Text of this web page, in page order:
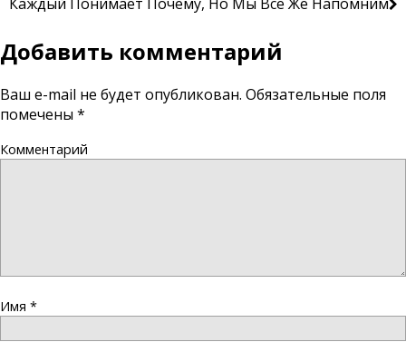
Добавить комментарий
Ваш e-mail не будет опубликован. Обязательные поля
помечены *
Комментарий
Имя *